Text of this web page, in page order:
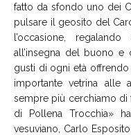
fatto da sfondo uno dei
pulsare il geosito del
l’occasione,
all’insegna del buono
gusti di ogni età
importante vetrina alle
sempre più cerchiamo di
di Pollena Trocchia»
vesuviano, Carlo